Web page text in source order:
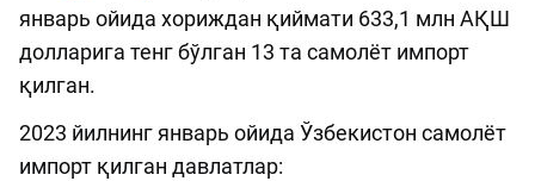
январь ойида хориждан қиймати 633,1 млн AҚШ
долларига тенг бўлган 13 та самолёт импорт
қилган.
2023 йилнинг январь ойида Ўзбекистон самолёт
импорт қилган давлатлар: